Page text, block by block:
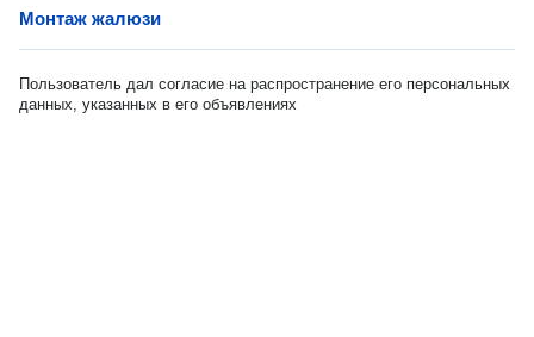
Монтаж жалюзи
Пользователь дал согласие на распространение его персональных
данных, указанных в его объявлениях